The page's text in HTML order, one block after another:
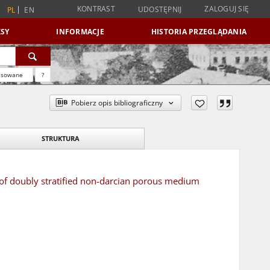
PL EN KONTRAST UDOSTĘPNIJ ZALOGUJ SIĘ
INFORMACJE HISTORIA PRZEGLĄDANIA
?
Pobierz opis bibliograficzny
STRUKTURA
doubly stratified non-darcian porous medium